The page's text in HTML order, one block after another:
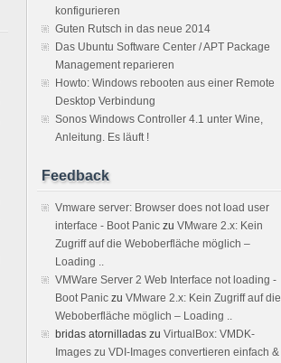
konfigurieren
Guten Rutsch in das neue 2014
Das Ubuntu Software Center / APT Package
Management reparieren
Howto: Windows rebooten aus einer Remote
Desktop Verbindung
Sonos Windows Controller 4.1 unter Wine,
Anleitung. Es läuft !
Feedback
Vmware server: Browser does not load user
interface - Boot Panic zu VMware 2.x: Kein
Zugriff auf die Weboberfläche möglich –
Loading ..
VMWare Server 2 Web Interface not loading -
Boot Panic zu VMware 2.x: Kein Zugriff auf die
Weboberfläche möglich – Loading ..
bridas atornilladas zu VirtualBox: VMDK-
Images zu VDI-Images convertieren einfach &